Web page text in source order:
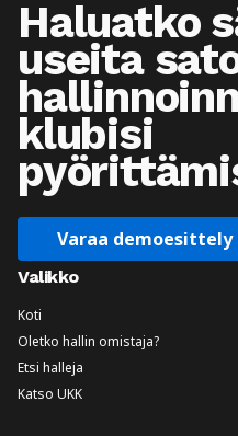
Haluatko
useita
klubisi
Varaa demoesittely
Valikko
Koti
Oletko hallin omistaja?
Etsi halleja
Katso UKK